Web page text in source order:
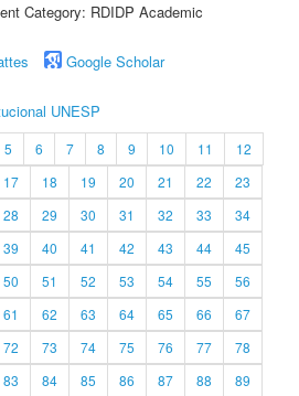
Category: RDIDP Academic
Google Scholar
UNESP
5 6 7 8 9 10 11
12
17 18 19 20 21 22
23
28 29 30 31 32 33
34
39 40 41 42 43 44
45
50 51 52 53 54 55
56
61 62 63 64 65 66
67
72 73 74 75 76 77
78
83 84 85 86 87 88
89